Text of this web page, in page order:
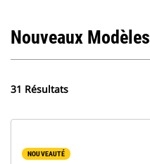
Nouveaux Modèles
31 Résultats
NOUVEAUTÉ